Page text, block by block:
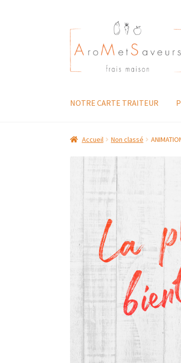
Aller
à
la
navigation
Aller
au
contenu
NOTRE CARTE TRAITEUR
Accueil Non classé